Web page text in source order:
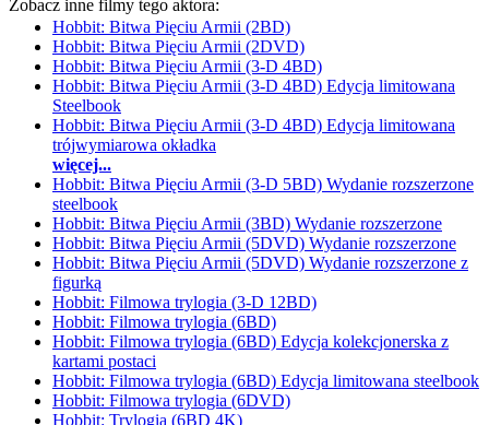
Zobacz inne filmy tego aktora:
Hobbit: Bitwa Pięciu Armii (2BD)
Hobbit: Bitwa Pięciu Armii (2DVD)
Hobbit: Bitwa Pięciu Armii (3-D 4BD)
Hobbit: Bitwa Pięciu Armii (3-D 4BD) Edycja limitowana
Steelbook
Hobbit: Bitwa Pięciu Armii (3-D 4BD) Edycja limitowana
trójwymiarowa okładka
więcej...
Hobbit: Bitwa Pięciu Armii (3-D 5BD) Wydanie rozszerzone
steelbook
Hobbit: Bitwa Pięciu Armii (3BD) Wydanie rozszerzone
Hobbit: Bitwa Pięciu Armii (5DVD) Wydanie rozszerzone
Hobbit: Bitwa Pięciu Armii (5DVD) Wydanie rozszerzone z
figurką
Hobbit: Filmowa trylogia (3-D 12BD)
Hobbit: Filmowa trylogia (6BD)
Hobbit: Filmowa trylogia (6BD) Edycja kolekcjonerska z
kartami postaci
Hobbit: Filmowa trylogia (6BD) Edycja limitowana steelbook
Hobbit: Filmowa trylogia (6DVD)
Hobbit: Trylogia (6BD 4K)